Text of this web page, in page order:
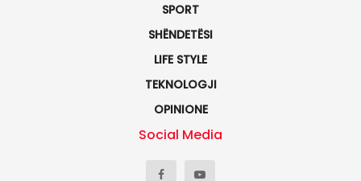
SPORT
SHËNDETËSI
LIFE STYLE
TEKNOLOGJI
OPINIONE
Social Media